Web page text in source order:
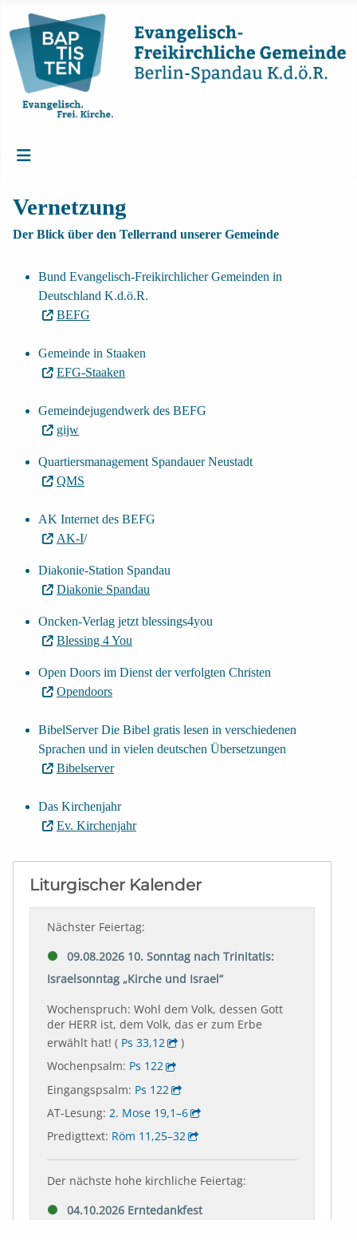
Vernetzung
Der Blick über den Tellerrand unserer Gemeinde
Bund Evangelisch-Freikirchlicher Gemeinden in
Deutschland K.d.ö.R.
BEFG
Gemeinde in Staaken
EFG-Staaken
Gemeindejugendwerk des BEFG
gijw
Quartiersmanagement Spandauer Neustadt
QMS
AK Internet des BEFG
AK-I/
Diakonie-Station Spandau
Diakonie Spandau
Oncken-Verlag jetzt blessings4you
Blessing 4 You
Open Doors im Dienst der verfolgten Christen
Opendoors
BibelServer Die Bibel gratis lesen in verschiedenen
Sprachen und in vielen deutschen Übersetzungen
Bibelserver
Das Kirchenjahr
Ev. Kirchenjahr